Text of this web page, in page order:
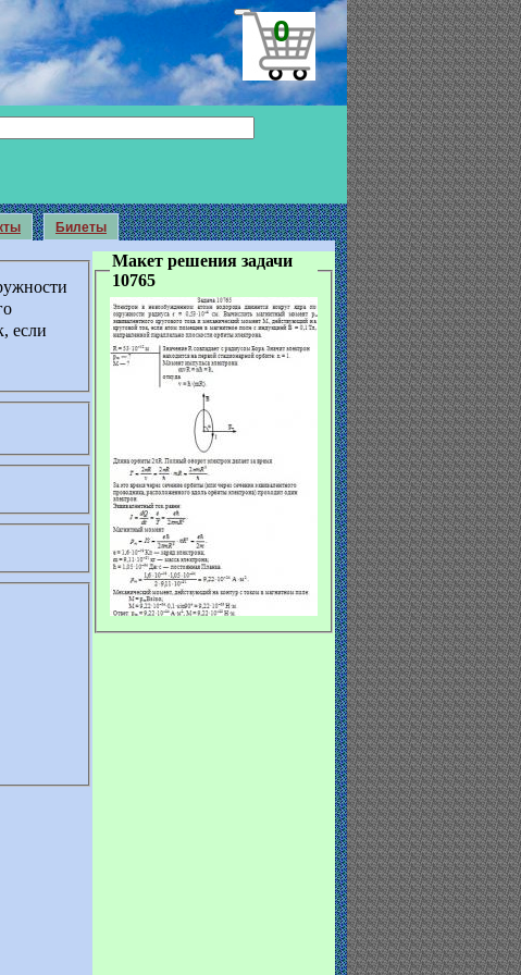
0
Билеты
если
Макет решения задачи
10765